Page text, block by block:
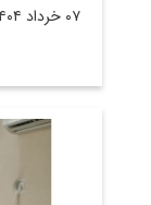
۰۷ خرداد ۱۴۰۴